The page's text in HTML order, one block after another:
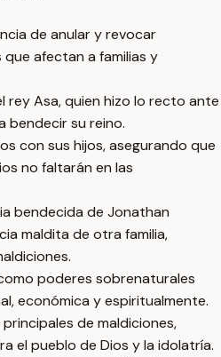
de anular y revocar
afectan a familias y
rey Asa, quien hizo lo recto ante
bendecir su reino.
con sus hijos, asegurando que
no faltarán en las
bendecida de Jonathan
maldita de otra familia,
poderes sobrenaturales
económica y espiritualmente.
de maldiciones,
el pueblo de Dios y la idolatría.